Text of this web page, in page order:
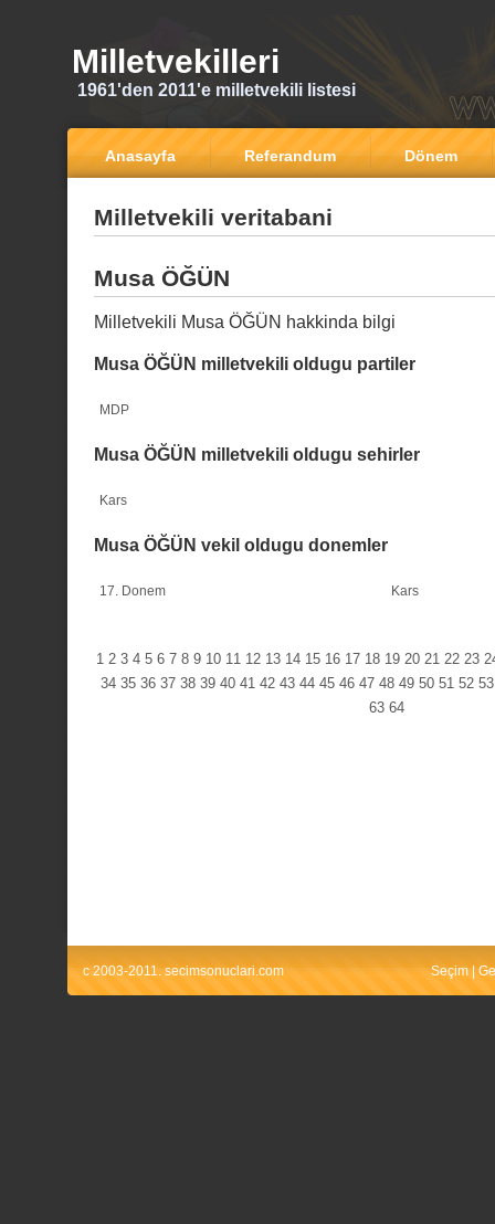
Milletvekilleri
1961'den 2011'e milletvekili listesi
Anasayfa Referandum Dönem
Milletvekili veritabani
Musa ÖĞÜN
Milletvekili Musa ÖĞÜN hakkinda bilgi
Musa ÖĞÜN milletvekili oldugu partiler
MDP
Musa ÖĞÜN milletvekili oldugu sehirler
Kars
Musa ÖĞÜN vekil oldugu donemler
17. Donem Kars
1 2 3 4 5 6 7 8 9 10 11 12 13 14 15 16 17 18 19 20 21 22 23
34 35 36 37 38 39 40 41 42 43 44 45 46 47 48 49 50 51 52 53
63 64
c 2003-2011. secimsonuclari.com Seçim